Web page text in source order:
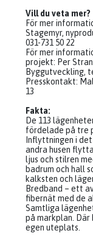
Vill du veta mer?
För mer
Stagemyr,
031-731 50 22
För mer
projekt: Per
Byggutveckling,
Presskontakt:
13
Fakta:
De 113
fördelade på tre
Inflyttningen i
andra husen
ljus och stilren
badrum och hall
kalksten och
Bredband – ett
fibernät med de
Samtliga
på markplan.
egen uteplats.